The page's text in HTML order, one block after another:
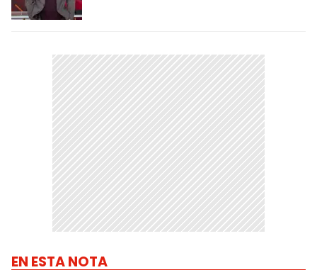
EN ESTA NOTA